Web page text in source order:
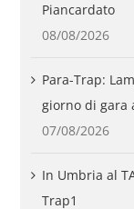
Piancardato
08/08/2026
Para-Trap:
giorno di gara
07/08/2026
In Umbria al
Trap1